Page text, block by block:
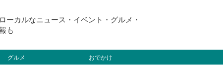
ーカルなニュース・イベント・グルメ・
も
グルメ おでかけ